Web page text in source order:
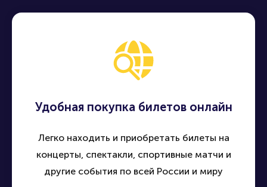
Удобная покупка билетов онлайн
Легко находить и приобретать билеты на
концерты, спектакли, спортивные матчи и
другие события по всей России и миру